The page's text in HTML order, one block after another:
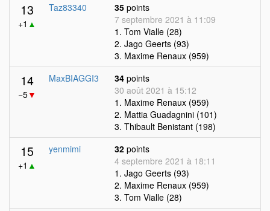
13
+1 ▲
Taz83340 35 points
7 septembre 2021 à 11:09
1. Tom Vialle (28)
2. Jago Geerts (93)
3. Maxime Renaux (959)
14
−5▼
MaxBIAGGI3 34 points
30 août 2021 à 15:12
1. Maxime Renaux (959)
2. Mattia Guadagnini (101)
3. Thibault Benistant (198)
15
+1 ▲
yenmimi 32 points
4 septembre 2021 à 18:11
1. Jago Geerts (93)
2. Maxime Renaux (959)
3. Tom Vialle (28)